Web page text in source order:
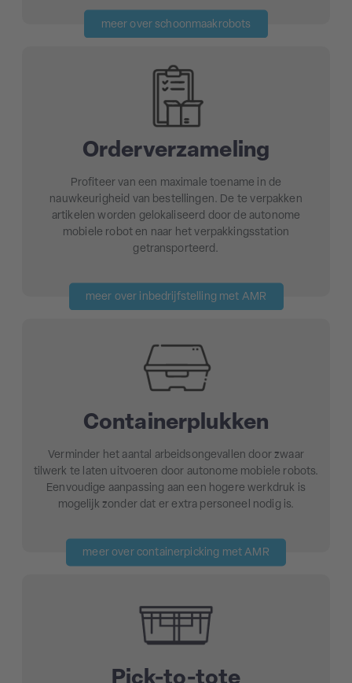
meer over schoonmaakrobots
Orderverzameling
Profiteer van een maximale toename in de
nauwkeurigheid van bestellingen. De te verpakken
artikelen worden gelokaliseerd door de autonome
mobiele robot en naar het verpakkingsstation
getransporteerd.
meer over inbedrijfstelling met AMR
Containerplukken
Verminder het aantal arbeidsongevallen door zwaar
tilwerk te laten uitvoeren door autonome mobiele robots.
Eenvoudige aanpassing aan een hogere werkdruk is
mogelijk zonder dat er extra personeel nodig is.
meer over containerpicking met AMR